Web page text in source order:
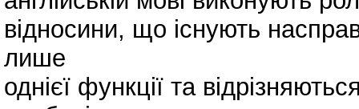
відносини, що існують
лише
однієї функції та